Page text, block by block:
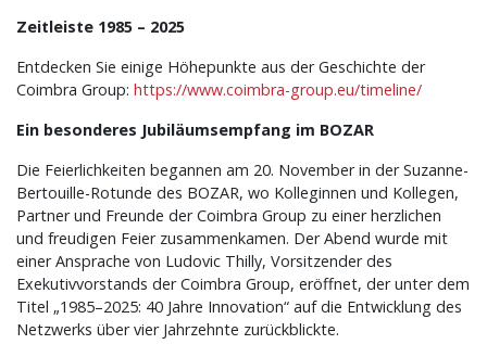
Zeitleiste 1985 – 2025
Entdecken Sie einige Höhepunkte aus der Geschichte der
Coimbra Group: https://www.coimbra-group.eu/timeline/
Ein besonderes Jubiläumsempfang im BOZAR
Die Feierlichkeiten begannen am 20. November in der Suzanne-
Bertouille-Rotunde des BOZAR, wo Kolleginnen und Kollegen,
Partner und Freunde der Coimbra Group zu einer herzlichen
und freudigen Feier zusammenkamen. Der Abend wurde mit
einer Ansprache von Ludovic Thilly, Vorsitzender des
Exekutivvorstands der Coimbra Group, eröffnet, der unter dem
Titel „1985–2025: 40 Jahre Innovation“ auf die Entwicklung des
Netzwerks über vier Jahrzehnte zurückblickte.